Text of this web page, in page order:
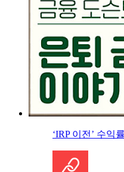
‘IRP 이전’ 수익